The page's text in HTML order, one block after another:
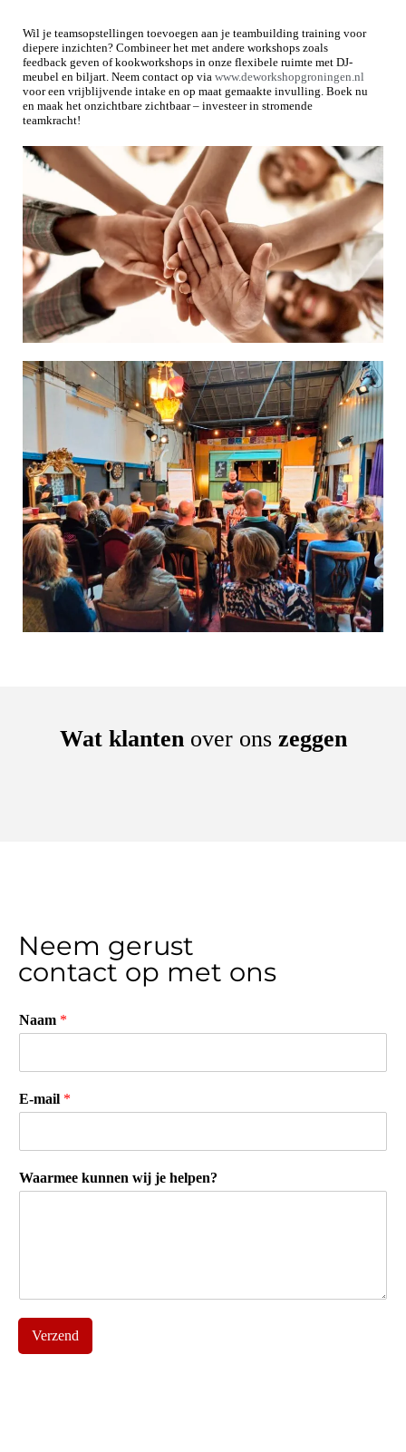
Wil je teamsopstellingen toevoegen aan je teambuilding training voor
diepere inzichten? Combineer het met andere workshops zoals
feedback geven of kookworkshops in onze flexibele ruimte met DJ-
meubel en biljart. Neem contact op via www.deworkshopgroningen.nl
voor een vrijblijvende intake en op maat gemaakte invulling. Boek nu
en maak het onzichtbare zichtbaar – investeer in stromende
teamkracht!
Wat klanten over ons zeggen
Neem gerust
contact op met ons
Naam *
E-mail *
Waarmee kunnen wij je helpen?
Verzend